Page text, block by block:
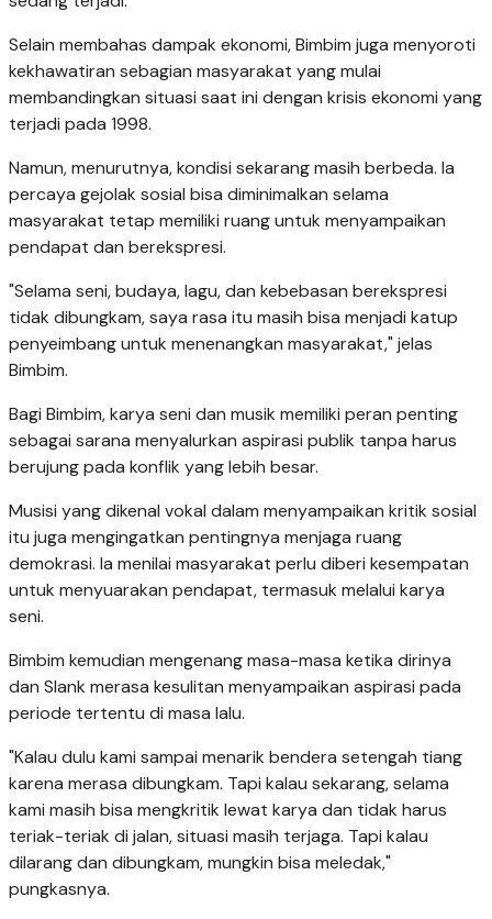
Selain membahas dampak ekonomi, Bimbim juga menyoroti
kekhawatiran sebagian masyarakat yang mulai
membandingkan situasi saat ini dengan krisis ekonomi yang
terjadi pada 1998.
Namun, menurutnya, kondisi sekarang masih berbeda. Ia
percaya gejolak sosial bisa diminimalkan selama
masyarakat tetap memiliki ruang untuk menyampaikan
pendapat dan berekspresi.
"Selama seni, budaya, lagu, dan kebebasan berekspresi
tidak dibungkam, saya rasa itu masih bisa menjadi katup
penyeimbang untuk menenangkan masyarakat," jelas
Bimbim.
Bagi Bimbim, karya seni dan musik memiliki peran penting
sebagai sarana menyalurkan aspirasi publik tanpa harus
berujung pada konflik yang lebih besar.
Musisi yang dikenal vokal dalam menyampaikan kritik sosial
itu juga mengingatkan pentingnya menjaga ruang
demokrasi. Ia menilai masyarakat perlu diberi kesempatan
untuk menyuarakan pendapat, termasuk melalui karya
seni.
Bimbim kemudian mengenang masa-masa ketika dirinya
dan Slank merasa kesulitan menyampaikan aspirasi pada
periode tertentu di masa lalu.
"Kalau dulu kami sampai menarik bendera setengah tiang
karena merasa dibungkam. Tapi kalau sekarang, selama
kami masih bisa mengkritik lewat karya dan tidak harus
teriak-teriak di jalan, situasi masih terjaga. Tapi kalau
dilarang dan dibungkam, mungkin bisa meledak,"
pungkasnya.